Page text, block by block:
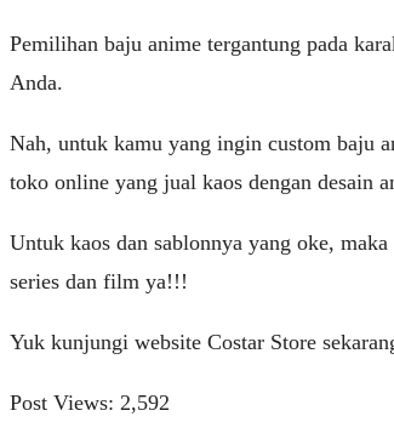
Pemilihan baju anime tergantung pada
Anda.
Nah, untuk kamu yang ingin custom baju
toko online yang jual kaos dengan desain
Untuk kaos dan sablonnya yang oke,
series dan film ya!!!
Yuk kunjungi website Costar Store
Post Views: 2,592